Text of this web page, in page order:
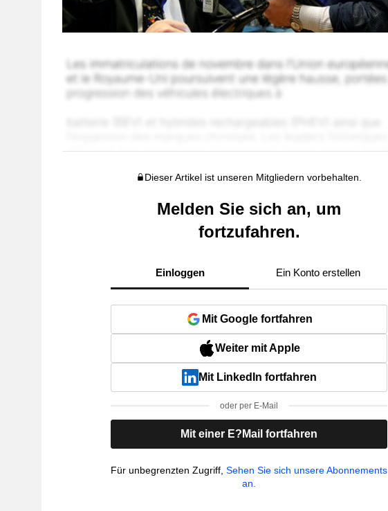
Dieser Artikel ist unseren Mitgliedern vorbehalten.
Melden Sie sich an, um
fortzufahren.
Einloggen Ein Konto erstellen
Mit Google fortfahren
Weiter mit Apple
Mit LinkedIn fortfahren
oder per E-Mail
Mit einer E?Mail fortfahren
Für unbegrenzten Zugriff,Sehen Sie sich unsere Abonnements
an.